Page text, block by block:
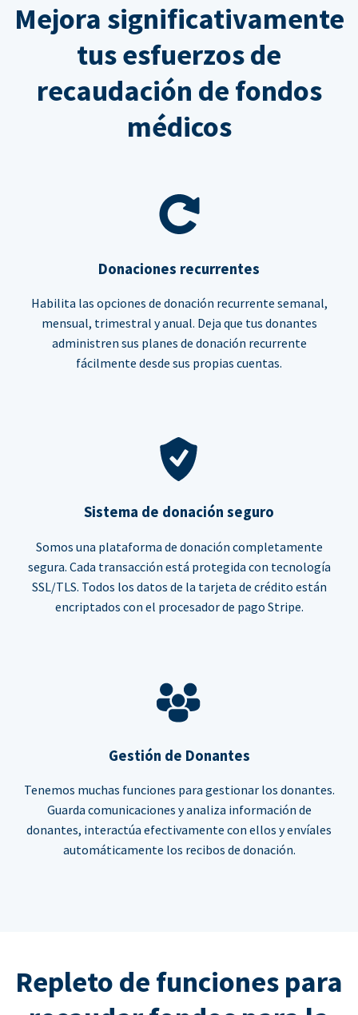
Mejora significativamente
tus esfuerzos de
recaudación de fondos
médicos
Donaciones recurrentes
Habilita las opciones de donación recurrente semanal,
mensual, trimestral y anual. Deja que tus donantes
administren sus planes de donación recurrente
fácilmente desde sus propias cuentas.
Sistema de donación seguro
Somos una plataforma de donación completamente
segura. Cada transacción está protegida con tecnología
SSL/TLS. Todos los datos de la tarjeta de crédito están
encriptados con el procesador de pago Stripe.
Gestión de Donantes
Tenemos muchas funciones para gestionar los donantes.
Guarda comunicaciones y analiza información de
donantes, interactúa efectivamente con ellos y envíales
automáticamente los recibos de donación.
Repleto de funciones para